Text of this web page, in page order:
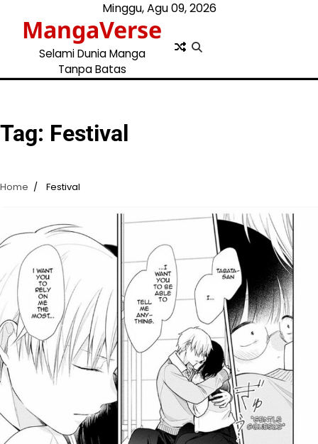
content
Minggu, Agu 09, 2026
MangaVerse
Selami Dunia Manga
Tanpa Batas
Tag: Festival
Home Festival